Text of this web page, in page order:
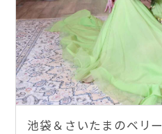
池袋＆さいたまのベリ